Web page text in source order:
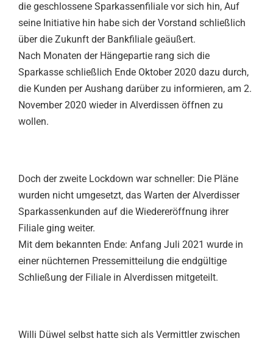
die geschlossene Sparkassenfiliale vor sich hin, Auf
seine Initiative hin habe sich der Vorstand schließlich
über die Zukunft der Bankfiliale geäußert.
Nach Monaten der Hängepartie rang sich die
Sparkasse schließlich Ende Oktober 2020 dazu durch,
die Kunden per Aushang darüber zu informieren, am 2.
November 2020 wieder in Alverdissen öffnen zu
wollen.
Doch der zweite Lockdown war schneller: Die Pläne
wurden nicht umgesetzt, das Warten der Alverdisser
Sparkassenkunden auf die Wiedereröffnung ihrer
Filiale ging weiter.
Mit dem bekannten Ende: Anfang Juli 2021 wurde in
einer nüchternen Pressemitteilung die endgültige
Schließung der Filiale in Alverdissen mitgeteilt.
Willi Düwel selbst hatte sich als Vermittler zwischen